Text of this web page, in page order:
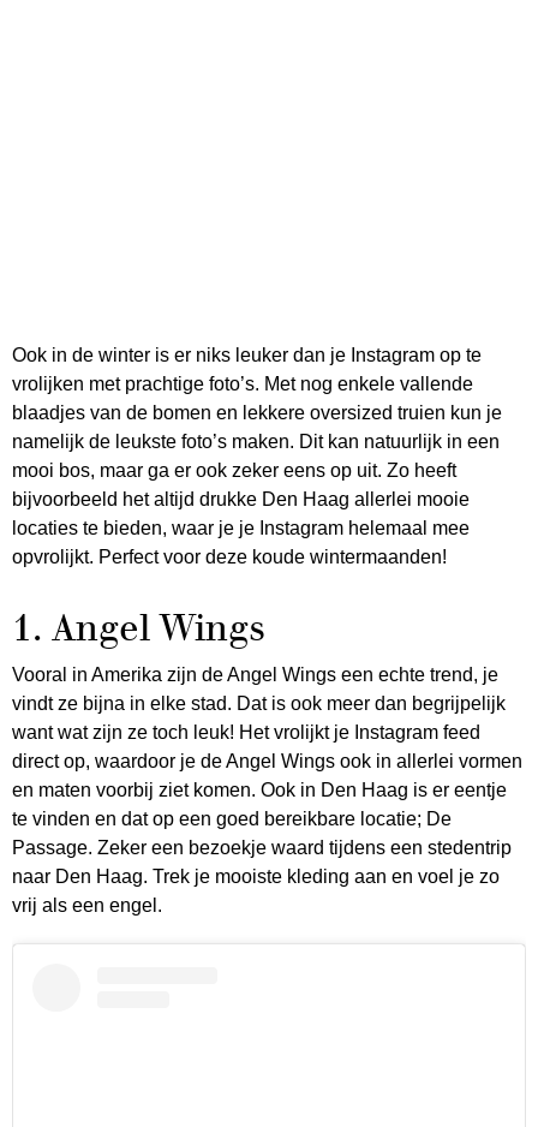
Ook in de winter is er niks leuker dan je Instagram op te
vrolijken met prachtige foto’s. Met nog enkele vallende
blaadjes van de bomen en lekkere oversized truien kun je
namelijk de leukste foto’s maken. Dit kan natuurlijk in een
mooi bos, maar ga er ook zeker eens op uit. Zo heeft
bijvoorbeeld het altijd drukke Den Haag allerlei mooie
locaties te bieden, waar je je Instagram helemaal mee
opvrolijkt. Perfect voor deze koude wintermaanden!
1. Angel Wings
Vooral in Amerika zijn de Angel Wings een echte trend, je
vindt ze bijna in elke stad. Dat is ook meer dan begrijpelijk
want wat zijn ze toch leuk! Het vrolijkt je Instagram feed
direct op, waardoor je de Angel Wings ook in allerlei vormen
en maten voorbij ziet komen. Ook in Den Haag is er eentje
te vinden en dat op een goed bereikbare locatie; De
Passage. Zeker een bezoekje waard tijdens een stedentrip
naar Den Haag. Trek je mooiste kleding aan en voel je zo
vrij als een engel.